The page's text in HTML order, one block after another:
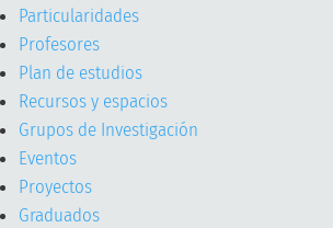
Particularidades
Profesores
Plan de estudios
Recursos y espacios
Grupos de Investigación
Eventos
Proyectos
Graduados